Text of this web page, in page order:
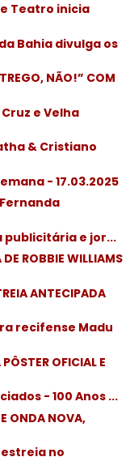
Teatro inicia
Bahia divulga os
NÃO!” COM
e Velha
& Cristiano
- 17.03.2025
publicitária e jor...
ROBBIE WILLIAMS
ANTECIPADA
recifense Madu
OFICIAL E
- 100 Anos ...
ONDA NOVA,
estreia no